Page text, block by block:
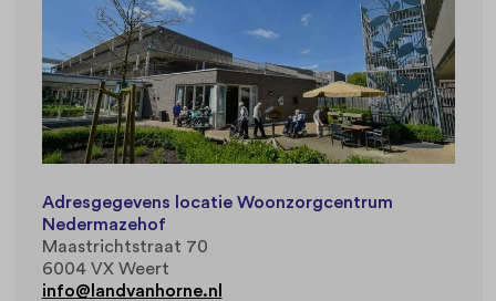
Adresgegevens locatie Woonzorgcentrum
Nedermazehof
Maastrichtstraat 70
6004 VX Weert
info@landvanhorne.nl